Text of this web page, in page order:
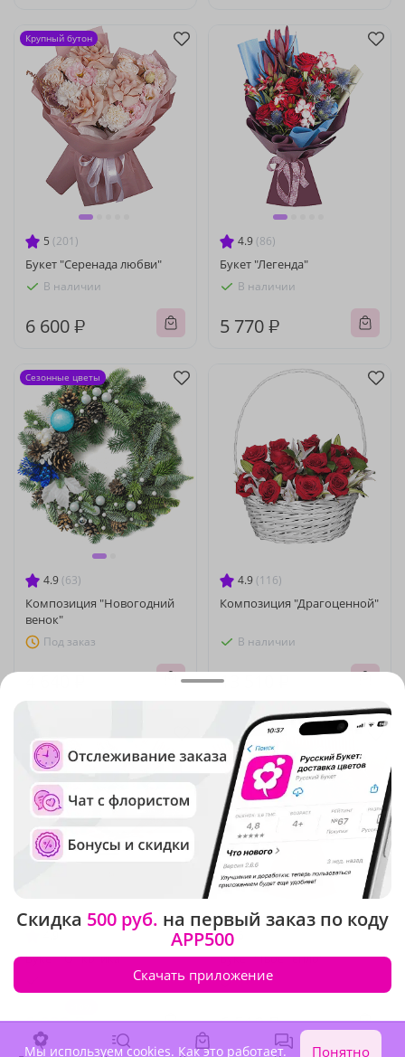
5 (201)
Букет "Серенада любви"
В наличии
6 600 ₽
Крупный бутон
4.9 (86)
Букет "Легенда"
В наличии
5 770 ₽
4.9 (63)
Композиция "Новогодний
венок"
Под заказ
Сезонные цветы
4.9 (116)
Композиция "Драгоценной"
В наличии
13 510 ₽
Букет "От котика"
8 030 ₽
Букет "Твое тепло"
В наличии
6 510 ₽
Хит продаж
Скидка 500 руб. на первый заказ по коду
APP500
Скачать приложение
Мы используем cookies. Как это работает. Понятно